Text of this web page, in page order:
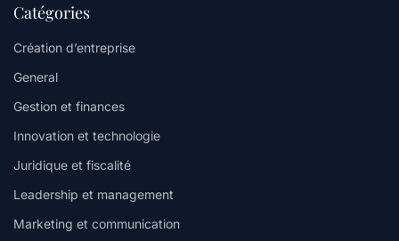
Catégories
Création d’entreprise
General
Gestion et finances
Innovation et technologie
Juridique et fiscalité
Leadership et management
Marketing et communication